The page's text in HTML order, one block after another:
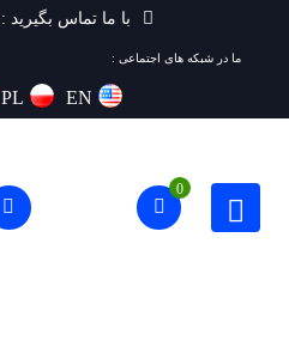
با ما تماس بگیرید : 9120234651 (98+)
ما در شبکه های اجتماعی :
EN
PL
0